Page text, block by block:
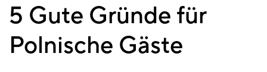
5 Gute Gründe für
Polnische Gäste